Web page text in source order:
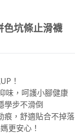
色坑條止滑襪
！
味，呵護小腳健康
步不滑倒
，舒適貼合不掉落
更安心！